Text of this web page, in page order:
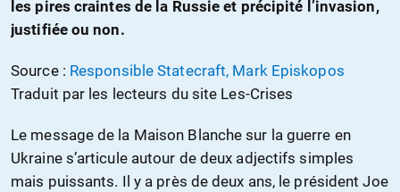
DON
les pires craintes de la Russie et précipité l’invasion,
justifiée ou non.
Source : Responsible Statecraft, Mark Episkopos
Traduit par les lecteurs du site Les-Crises
Le message de la Maison Blanche sur la guerre en
Ukraine s’articule autour de deux adjectifs simples
mais puissants. Il y a près de deux ans, le président Joe